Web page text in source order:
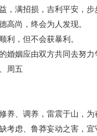
，满招损，吉利平安，步
尚，终会为人发现。
，但不会获暴利。
姻应由双方共同去努力
周五
养、调养，雷震于山，
虑、鲁莽妄动之害，宜